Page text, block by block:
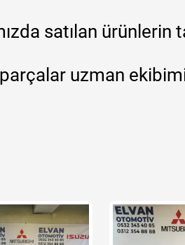
satılan ürünlerin
parçalar uzman